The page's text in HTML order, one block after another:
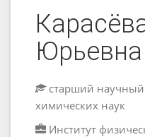
Юрьевна
старший научный
химических наук
Институт